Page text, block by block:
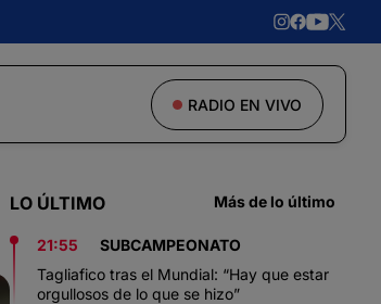
RADIO EN VIVO
LO ÚLTIMO Más de lo último
21:55
SUBCAMPEONATO
Tagliafico tras el Mundial: “Hay que estar
orgullosos de lo que se hizo”